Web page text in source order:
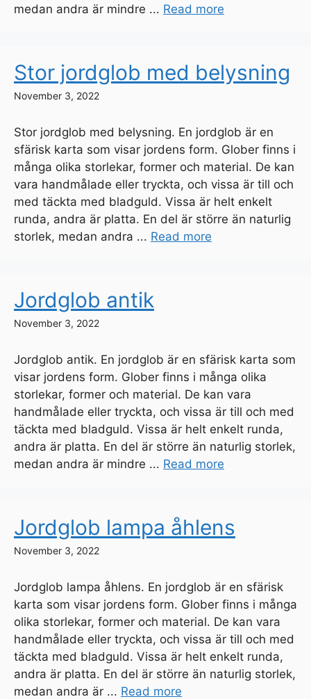
medan andra är mindre ... Read more
Stor jordglob med belysning
November 3, 2022
Stor jordglob med belysning. En jordglob är en
sfärisk karta som visar jordens form. Glober finns i
många olika storlekar, former och material. De kan
vara handmålade eller tryckta, och vissa är till och
med täckta med bladguld. Vissa är helt enkelt
runda, andra är platta. En del är större än naturlig
storlek, medan andra ... Read more
Jordglob antik
November 3, 2022
Jordglob antik. En jordglob är en sfärisk karta som
visar jordens form. Glober finns i många olika
storlekar, former och material. De kan vara
handmålade eller tryckta, och vissa är till och med
täckta med bladguld. Vissa är helt enkelt runda,
andra är platta. En del är större än naturlig storlek,
medan andra är mindre ... Read more
Jordglob lampa åhlens
November 3, 2022
Jordglob lampa åhlens. En jordglob är en sfärisk
karta som visar jordens form. Glober finns i många
olika storlekar, former och material. De kan vara
handmålade eller tryckta, och vissa är till och med
täckta med bladguld. Vissa är helt enkelt runda,
andra är platta. En del är större än naturlig storlek,
medan andra är ... Read more